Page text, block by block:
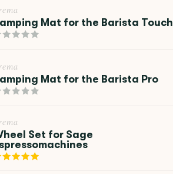
Mat for the Barista Touch
Mat for the Barista Pro
Set for Sage